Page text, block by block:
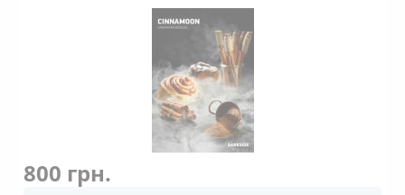
800 грн.